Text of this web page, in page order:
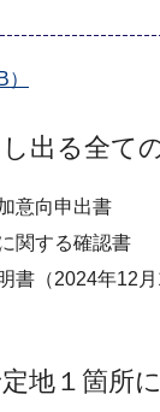
出る全て
意向申出書
関する確認書
書（2024年12月
地１箇所